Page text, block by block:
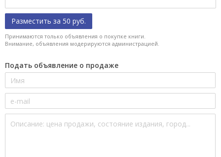
Разместить за 50 руб.
Принимаются только объявления о покупке книги.
Внимание, объявления модерируются администрацией.
Подать объявление о продаже